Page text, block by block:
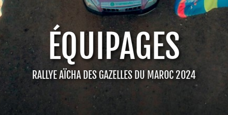
ÉQUIPAGES
RALLYE AÏCHA DES GAZELLES DU MAROC 2024